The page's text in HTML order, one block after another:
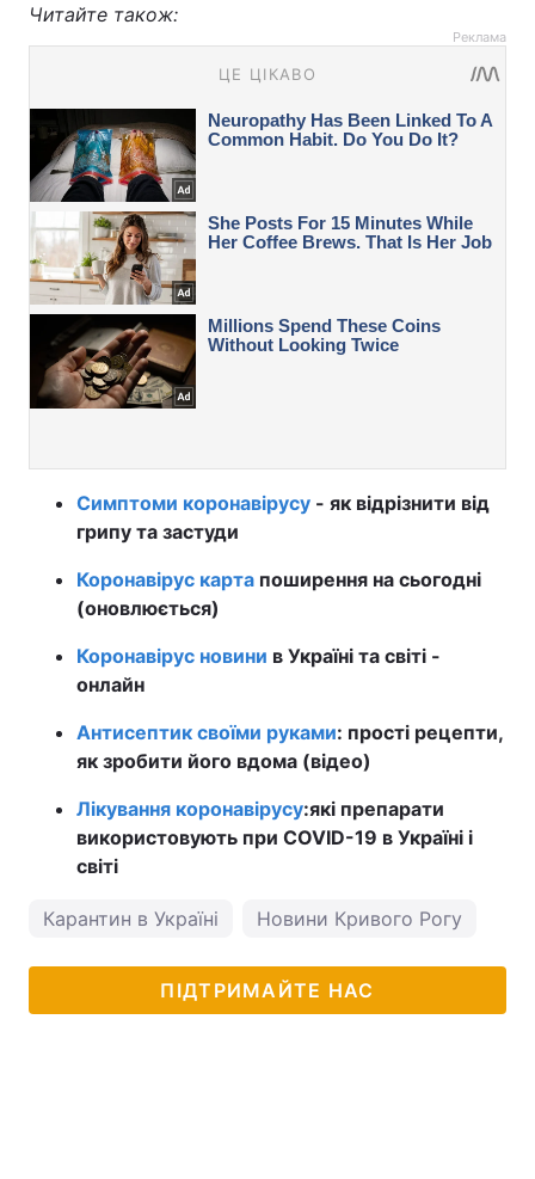
Читайте також:
Реклама
Симптоми коронавірусу - як відрізнити від
грипу та застуди
Коронавірус карта поширення на сьогодні
(оновлюється)
Коронавірус новини в Україні та світі -
онлайн
Антисептик своїми руками: прості рецепти,
як зробити його вдома (відео)
Лікування коронавірусу:які препарати
використовують при COVID-19 в Україні і
світі
Карантин в Україні Новини Кривого Рогу
ПІДТРИМАЙТЕ НАС